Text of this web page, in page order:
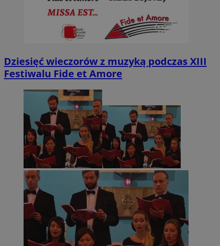
Dziesięć wieczorów z muzyką podczas XIII
Festiwalu Fide et Amore